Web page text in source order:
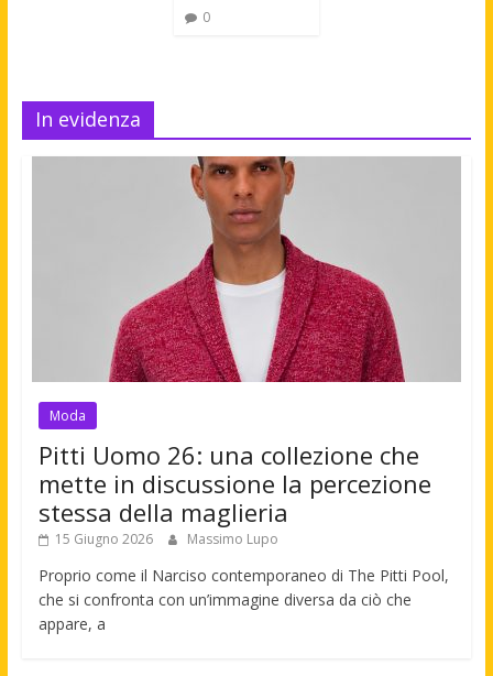
0
In evidenza
Moda
Pitti Uomo 26: una collezione che
mette in discussione la percezione
stessa della maglieria
15 Giugno 2026 Massimo Lupo
Proprio come il Narciso contemporaneo di The Pitti Pool,
che si confronta con un’immagine diversa da ciò che
appare, a